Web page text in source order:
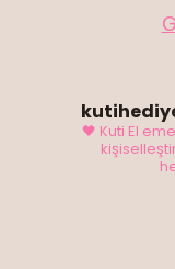
🖤 Kuti El